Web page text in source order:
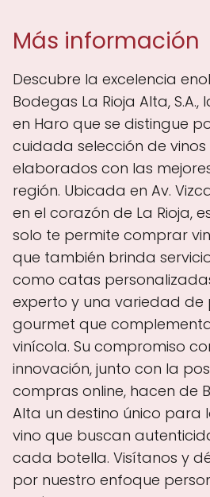
Más información
Descubre la excelencia
Bodegas La Rioja Alta,
en Haro que se distingue
cuidada selección de
elaborados con las
región. Ubicada en Av.
en el corazón de La Rioja,
solo te permite comprar
que también brinda
como catas
experto y una variedad de
gourmet que
vinícola. Su compromiso
innovación, junto con la
compras online, hacen de
Alta un destino único para
vino que buscan
cada botella. Visítanos y
por nuestro enfoque